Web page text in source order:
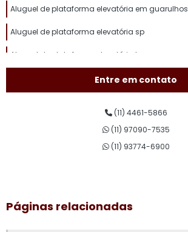
Aluguel de plataforma elevatória em guarulhos
Aluguel de plataforma elevatória sp
Aluguel de plataforma elevatória tesoura
Aluguel de plataforma pantográfica
Aluguel plataforma tesoura
Assistência técnica de plataforma elevatória
Curso de plataforma elevatória valor
Entre em contato
(11) 4461-5866
(11) 97090-7535
(11) 93774-6900
Páginas relacionadas